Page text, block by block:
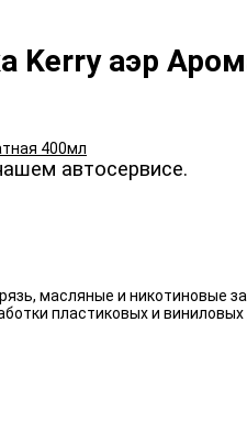
Kerry аэр
автосервисе.
масляные и никотиновые
пластиковых и